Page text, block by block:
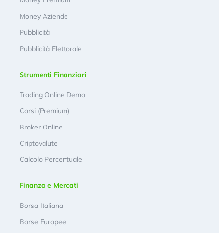
Money Aziende
Pubblicità
Pubblicità Elettorale
Strumenti Finanziari
Trading Online Demo
Corsi (Premium)
Broker Online
Criptovalute
Calcolo Percentuale
Finanza e Mercati
Borsa Italiana
Borse Europee